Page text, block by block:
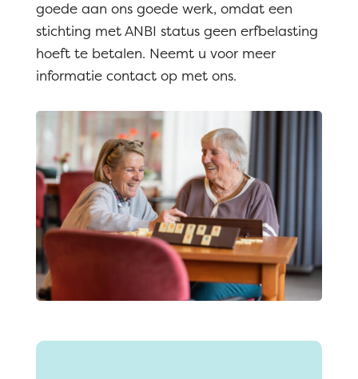
goede aan ons goede werk, omdat een
stichting met ANBI status geen erfbelasting
hoeft te betalen. Neemt u voor meer
informatie contact op met ons.